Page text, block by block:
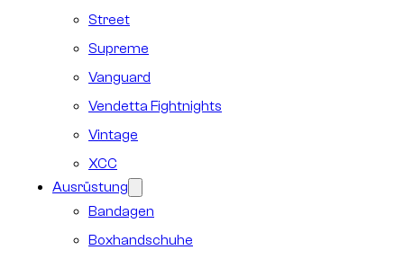
Street
Supreme
Vanguard
Vendetta Fightnights
Vintage
XCC
Ausrüstung
Bandagen
Boxhandschuhe